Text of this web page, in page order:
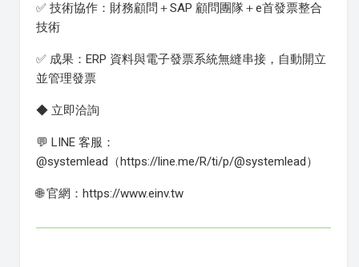
✅ 技術協作：財務顧問＋SAP 顧問團隊＋e首發票整合
技術
✅ 成果：ERP 資料與電子發票系統無縫串接，自動開立
並管理發票
◆ 立即洽詢
💬 LINE 客服：
@systemlead（https://line.me/R/ti/p/@systemlead）
🌐 官網：https://www.einv.tw